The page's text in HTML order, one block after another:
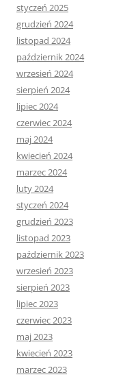
styczeń 2025
grudzień 2024
listopad 2024
październik 2024
wrzesień 2024
sierpień 2024
lipiec 2024
czerwiec 2024
maj 2024
kwiecień 2024
marzec 2024
luty 2024
styczeń 2024
grudzień 2023
listopad 2023
październik 2023
wrzesień 2023
sierpień 2023
lipiec 2023
czerwiec 2023
maj 2023
kwiecień 2023
marzec 2023